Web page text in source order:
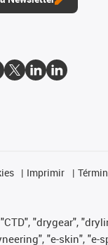
Imprimir
"drygear",
"e-skin", "e-